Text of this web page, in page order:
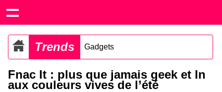
Trends Gadgets
Fnac It : plus que jamais geek et In
aux couleurs vives de l’été